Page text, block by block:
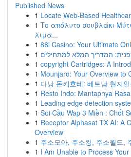
Published News
1 Locate Web-Based
1 Το απόλυτο σουβλάκι
λιμα...
1 88i Casino: Your Ultimate
1 המדריך המלא למתחילים
1 copyright Cartridges: A
1 Mounjaro: Your Overview to
1 다낭 돈키호테: 베트남 현지
1 Resto Indo: Mantapnya
1 Leading edge detection
1 Soi Cầu Wap 3 Miền : Chốt
1 Receptor Alphasat TX AI: A
Overview
1 주소모아, 주소킹, 주소월드,
1 I Am Unable to Process